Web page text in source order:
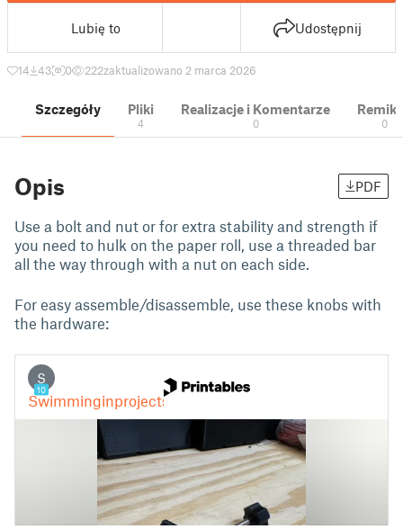
Lubię to Udostępnij
14 43 0 222zaktualizowano 2 marca 2026
Szczegóły Pliki
4
Realizacje i Komentarze
0 0
Opis PDF
Use a bolt and nut or for extra stability and strength if
you need to hulk on the paper roll, use a threaded bar
all the way through with a nut on each side.
For easy assemble/disassemble, use these knobs with
the hardware: